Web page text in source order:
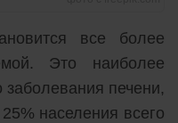
все более
Это наиболее
печени,
населения всего